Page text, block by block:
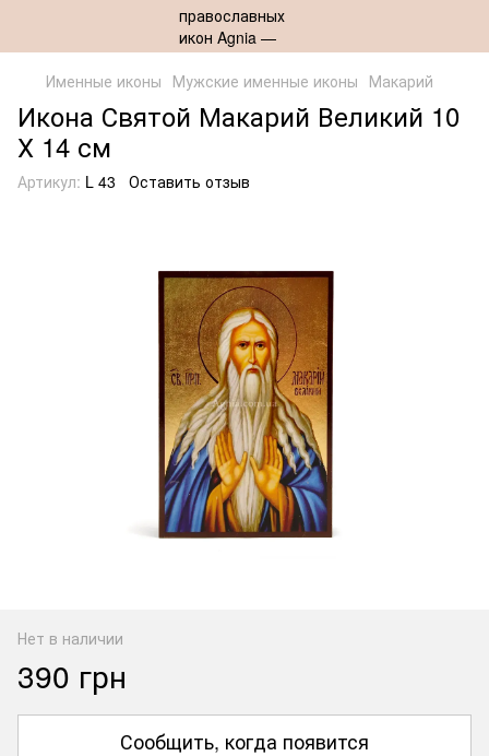
Именные иконы Мужские именные иконы Макарий
Икона Святой Макарий Великий 10
Х 14 см
Артикул: L 43 Оставить отзыв
Нет в наличии
390 грн
Сообщить, когда появится